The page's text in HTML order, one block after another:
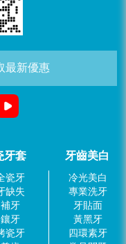
最新優惠
牙套
瓷牙
缺失
補牙
鑲牙
瓷牙
牙齒美白
冷光美白
專業洗牙
牙貼面
黃黑牙
四環素牙